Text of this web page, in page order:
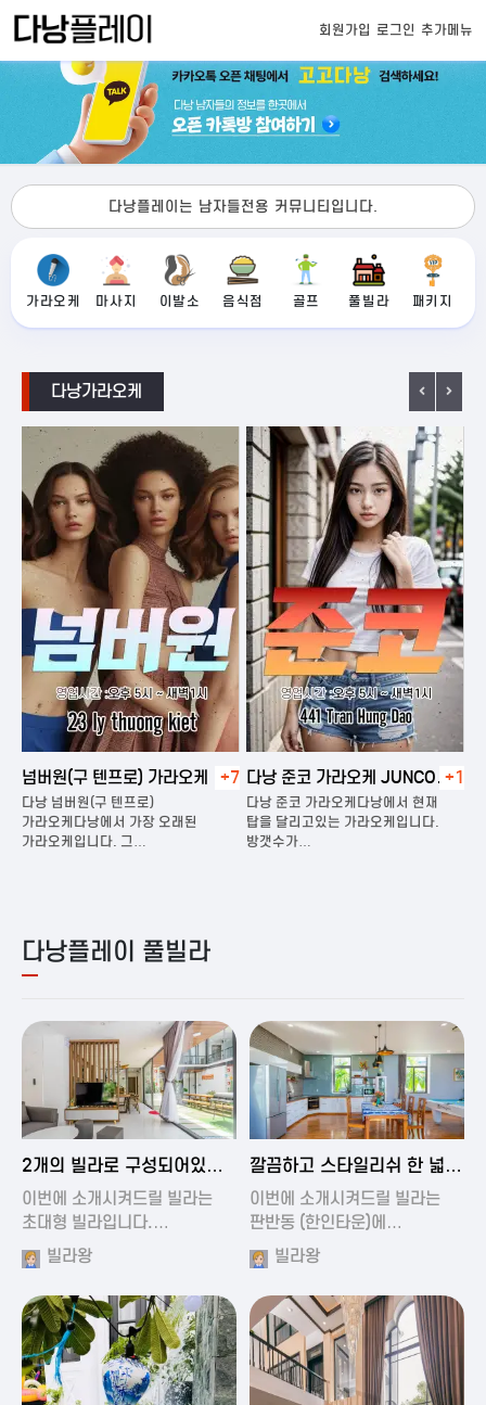
회원가입 로그인 추가메뉴
다낭플레이는 남자들전용 커뮤니티입니다.
가라오케 마사지 이발소 음식점 골프 풀빌라 패키지
다낭가라오케
넘버원(구 텐프로) 가라오케 +7
다낭 넘버원(구 텐프로)
가라오케다낭에서 가장 오래된
가라오케입니다. 그…
다낭 준코 가라오케 JUNCO
KARAOKE
+1
다낭 준코 가라오케다낭에서 현재
탑을 달리고있는 가라오케입니다.
방갯수가…
다낭플레이 풀빌라
2024-11-19 00:54
2개의 빌라로 구성되어있는
대형 풀빌…
이번에 소개시켜드릴 빌라는
초대형 빌라입니다.…
빌라왕
2024-11-19 01:27
깔끔하고 스타일리쉬 한 넓은
풀빌라
이번에 소개시켜드릴 빌라는
판반동 (한인타운)에…
빌라왕